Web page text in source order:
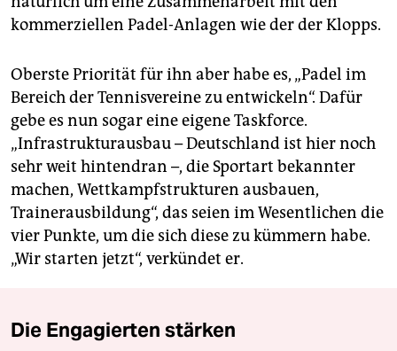
kommerziellen Padel-Anlagen wie der der Klopps.
Oberste Priorität für ihn aber habe es, „Padel im
Bereich der Tennisvereine zu entwickeln“. Dafür
gebe es nun sogar eine eigene Taskforce.
„Infrastrukturausbau – Deutschland ist hier noch
sehr weit hintendran –, die Sportart bekannter
machen, Wettkampfstrukturen ausbauen,
Trainerausbildung“, das seien im Wesentlichen die
vier Punkte, um die sich diese zu kümmern habe.
„Wir starten jetzt“, verkündet er.
Die Engagierten stärken